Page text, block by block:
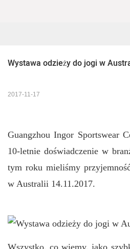
Wystawa odzieży do jogi w
2017-11-17
Guangzhou Ingor Sportswear
10-letnie doświadczenie w
tym roku mieliśmy
w Australii 14.11.2017.